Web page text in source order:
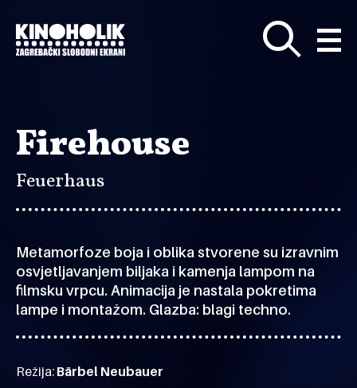
glavni
sadržaj
Firehouse
Feuerhaus
Metamorfoze boja i oblika stvorene su izravnim
osvjetljavanjem biljaka i kamenja lampom na
filmsku vrpcu. Animacija je nastala pokretima
lampe i montažom. Glazba: blagi techno.
Režija: Bärbel Neubauer